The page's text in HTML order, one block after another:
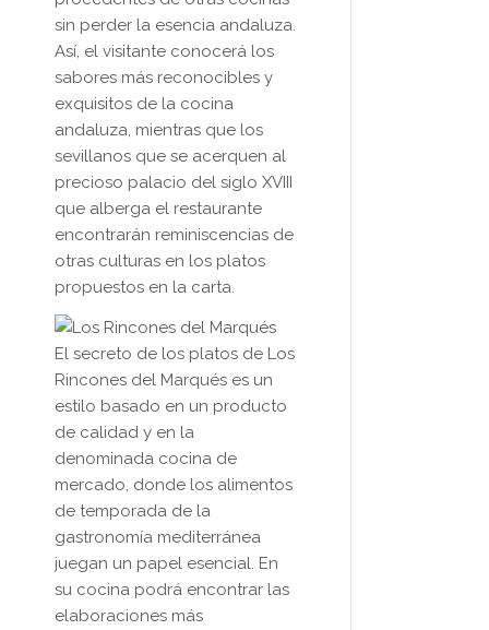
sin perder la esencia andaluza.
Así, el visitante conocerá los
sabores más reconocibles y
exquisitos de la cocina
andaluza, mientras que los
sevillanos que se acerquen al
precioso palacio del siglo XVIII
que alberga el restaurante
encontrarán reminiscencias de
otras culturas en los platos
propuestos en la carta.
El secreto de los platos de Los
Rincones del Marqués es un
estilo basado en un producto
de calidad y en la
denominada cocina de
mercado, donde los alimentos
de temporada de la
gastronomía mediterránea
juegan un papel esencial. En
su cocina podrá encontrar las
elaboraciones más